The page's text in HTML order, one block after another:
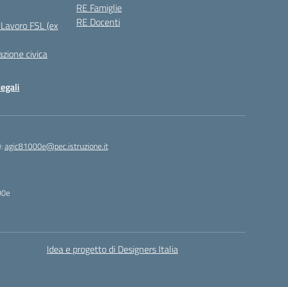
FSL (ex
civica
RE Famiglie
RE Docenti
agic81000e@pec.istruzione.it
Idea e progetto di Designers Italia